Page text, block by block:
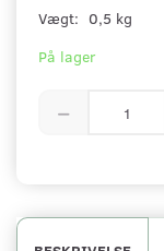
Vægt: 0,5 kg
På lager